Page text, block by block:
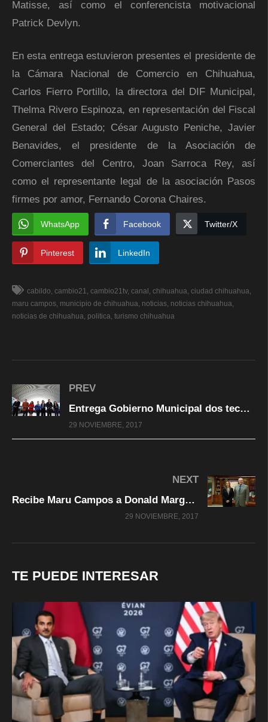
Matisse, así como el conferencista motivacional
Patrick Devlyn.
En esta entrega estuvieron presentes el presidente de
la Cámara Nacional de Comercio en Chihuahua,
Carlos Fierro Portillo, la directora del DIF Municipal,
Thelma Rivero Espinoza, en representación del Fiscal
General del Estado; César Augusto Peniche, Javier
Benavides, el presidente de la Asociación de
Comerciantes del Centro, Joan Sarroca Rey, así
como el representante legal de la asociación Pasos
firmes por amor, Fernando Corona Chaires.
WhatsApp Facebook Twitter/X
Pinterest LinkedIn
cabildo cambio21 cambio21tv canal chihuahua ciudad chihuahua
maru campos municipio de chihuahua noticias noticias chihuahua
noticias de chihuahua politica turismo chihuahua
PREV
Entrega Gobierno Municipal dos techumbres en escuelas de Villas del Real
29 NOVIEMBRE, 2017
NEXT
Recibe Maru Campos a Donald Margo alcalde de El Paso en su despacho
29 NOVIEMBRE, 2017
TE PUEDE INTERESAR